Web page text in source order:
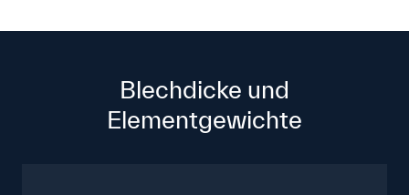
Blechdicke und
Elementgewichte